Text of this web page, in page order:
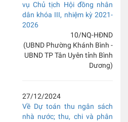
vụ Chủ tịch Hội đồng nhân
dân khóa III, nhiệm kỳ 2021-
2026
10/NQ-HĐND
(UBND Phường Khánh Bình -
UBND TP Tân Uyên tỉnh Bình
Dương)
27/12/2024
Về Dự toán thu ngân sách
nhà nước; thu, chi và phân